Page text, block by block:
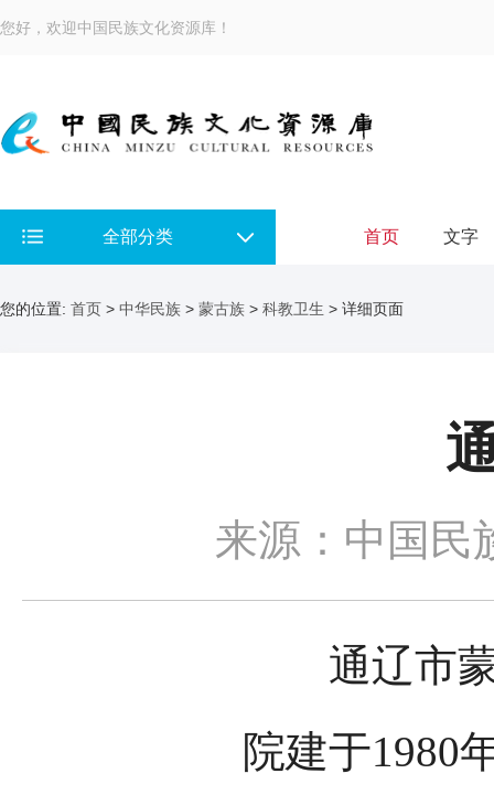
您好，欢迎中国民族文化资源库！
全部分类 首页 文字
您的位置: 首页 > 中华民族 > 蒙古族 > 科教卫生 > 详细页面
来源：中国民
通辽市蒙
院建于1980